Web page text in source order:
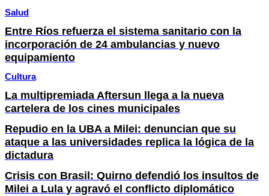
Salud
Entre Ríos refuerza el sistema sanitario con la
incorporación de 24 ambulancias y nuevo
equipamiento
Cultura
La multipremiada Aftersun llega a la nueva
cartelera de los cines municipales
Repudio en la UBA a Milei: denuncian que su
ataque a las universidades replica la lógica de la
dictadura
Crisis con Brasil: Quirno defendió los insultos de
Milei a Lula y agravó el conflicto diplomático